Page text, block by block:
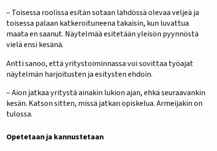
– Toisessa roolissa esitän sotaan lähdössä olevaa veljeä ja
toisessa palaan katkeroituneena takaisin, kun luvattua
maata en saanut. Näytelmää esitetään yleisön pyynnöstä
vielä ensi kesänä.
Antti sanoo, että yritystoiminnassa voi sovittaa työajat
näytelmän harjoitusten ja esitysten ehdoin.
– Aion jatkaa yritystä ainakin lukion ajan, ehkä seuraavankin
kesän. Katson sitten, missä jatkan opiskelua. Armeijakin on
tulossa.
Opetetaan ja kannustetaan